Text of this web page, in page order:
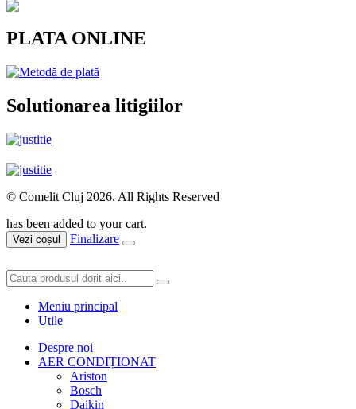
PLATA ONLINE
Solutionarea litigiilor
© Comelit Cluj 2026. All Rights Reserved
has been added to your cart.
Vezi coșul Finalizare
Meniu principal
Utile
Despre noi
AER CONDIȚIONAT
Ariston
Bosch
Daikin